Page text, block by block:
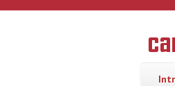
Overslaan en naar de inhoud gaan
van de